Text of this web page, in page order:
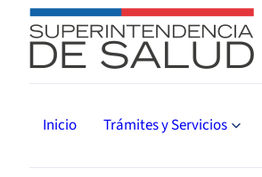
Inicio Trámites y Servicios